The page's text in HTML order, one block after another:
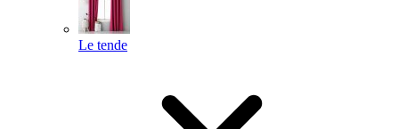
Le tende